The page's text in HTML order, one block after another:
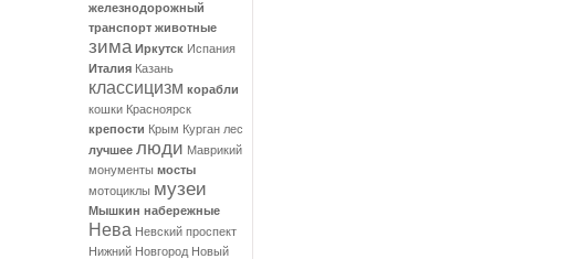
железнодорожный
транспорт животные
зима Иркутск Испания
Италия Казань
классицизм корабли
кошки Красноярск
крепости Крым Курган лес
лучшее люди Маврикий
монументы мосты
мотоциклы музеи
Мышкин набережные
Нева Невский проспект
Нижний Новгород Новый